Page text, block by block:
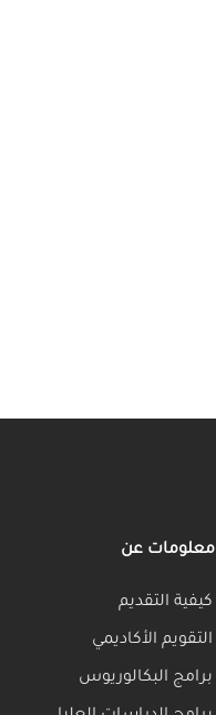
معلومات عن
كيفية التقديم
التقويم الأكاديمي
برامج البكالوريوس